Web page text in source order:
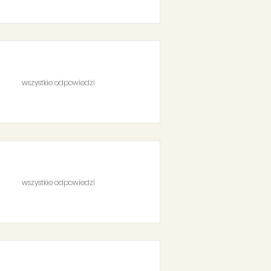
wszystkie odpowiedzi
wszystkie odpowiedzi